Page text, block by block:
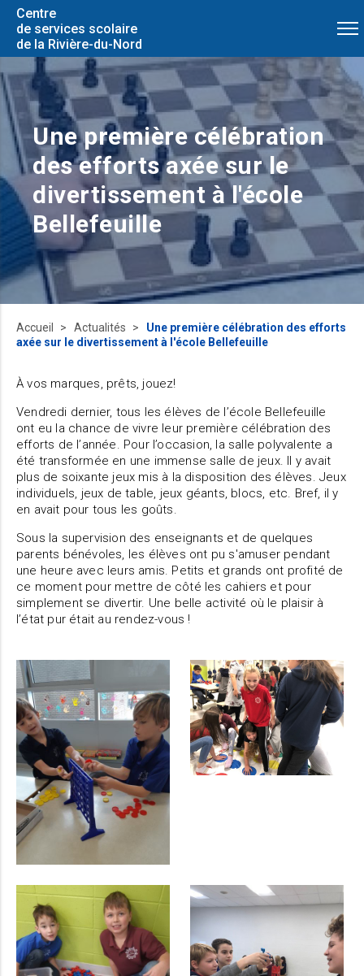
Centre
de services scolaire
de la Rivière-du-Nord
Une première célébration
des efforts axée sur le
divertissement à l'école
Bellefeuille
Accueil Actualités
Une première célébration des efforts
axée sur le divertissement à l'école Bellefeuille
À vos marques, prêts, jouez!
Vendredi dernier, tous les élèves de l’école Bellefeuille
ont eu la chance de vivre leur première célébration des
efforts de l’année. Pour l’occasion, la salle polyvalente a
été transformée en une immense salle de jeux. Il y avait
plus de soixante jeux mis à la disposition des élèves. Jeux
individuels, jeux de table, jeux géants, blocs, etc. Bref, il y
en avait pour tous les goûts.
Sous la supervision des enseignants et de quelques
parents bénévoles, les élèves ont pu s'amuser pendant
une heure avec leurs amis. Petits et grands ont profité de
ce moment pour mettre de côté les cahiers et pour
simplement se divertir. Une belle activité où le plaisir à
l’état pur était au rendez-vous !